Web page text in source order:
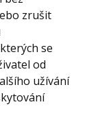
zrušit
se
od
užívání